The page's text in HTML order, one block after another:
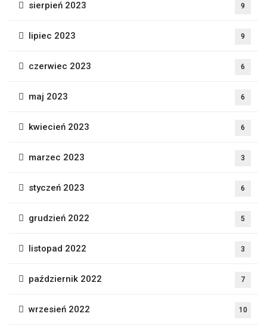
sierpień 2023 9
lipiec 2023 9
czerwiec 2023 6
maj 2023 6
kwiecień 2023 6
marzec 2023 3
styczeń 2023 6
grudzień 2022 5
listopad 2022 3
październik 2022 7
wrzesień 2022 10